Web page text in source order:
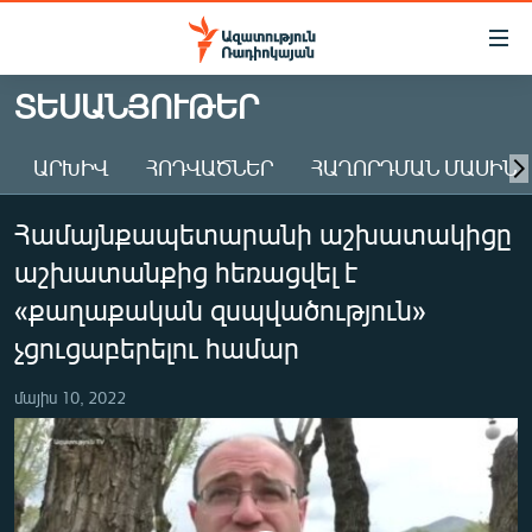
Մատչելիության
Անցնել
հիմնական
Անցնել
հիմնական
մենյուին
Որոնում
ԱԶԱՏՈՒԹՅՈՒՆ TV
ՀԱՅԱՍՏԱՆ
ԸՆՏՐՈՒԹՅՈՒՆՆԵՐ 2026
ԻՐԱՎՈՒՆՔ
ՀԱՍԱՐԱԿՈՒԹՅՈՒՆ
ՂԱՐԱԲԱՂ
ՊԱՏԵՐԱԶՄԻ 6 ՇԱԲԱԹՆԵՐԸ
ՏԱՐԱԾԱՇՐՋԱՆ
ՏԵՍԱՆՅՈՒԹԵՐ
ԱՐԽԻՎ ՀՈԴՎԱԾՆԵՐ ՀԱՂՈՐԴՄԱՆ ՄԱՍԻՆ
Համայնքապետարանի աշխատակիցը
աշխատանքից հեռացվել է
«քաղաքական զսպվածություն»
չցուցաբերելու համար
մայիս 10, 2022